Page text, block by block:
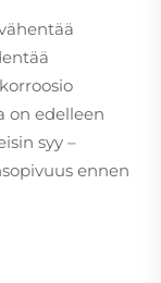
on edelleen
syy –
ennen